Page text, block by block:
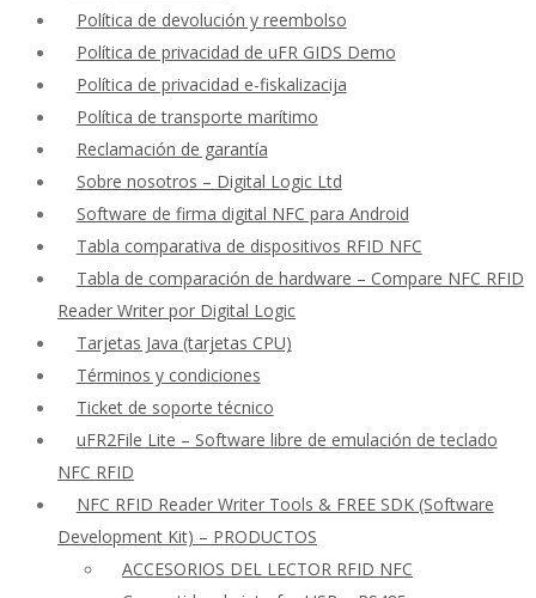
Política de devolución y reembolso
Política de privacidad de uFR GIDS Demo
Política de privacidad e-fiskalizacija
Política de transporte marítimo
Reclamación de garantía
Sobre nosotros – Digital Logic Ltd
Software de firma digital NFC para Android
Tabla comparativa de dispositivos RFID NFC
Tabla de comparación de hardware – Compare NFC RFID
Reader Writer por Digital Logic
Tarjetas Java (tarjetas CPU)
Términos y condiciones
Ticket de soporte técnico
uFR2File Lite – Software libre de emulación de teclado
NFC RFID
NFC RFID Reader Writer Tools & FREE SDK (Software
Development Kit) – PRODUCTOS
ACCESORIOS DEL LECTOR RFID NFC